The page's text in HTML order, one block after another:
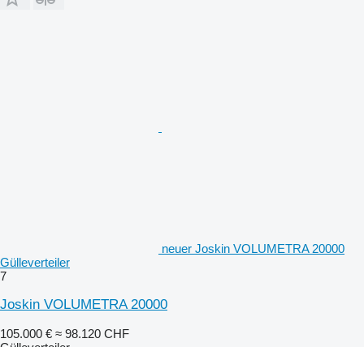
neuer Joskin VOLUMETRA 20000
Gülleverteiler
7
Joskin VOLUMETRA 20000
105.000 € ≈ 98.120 CHF